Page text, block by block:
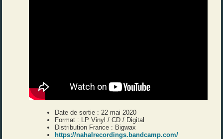
Date de sortie : 22 mai 2020
Format : LP Vinyl / CD / Digital
Distribution France : Bigwax
https://nahalrecordings.bandcamp.com/